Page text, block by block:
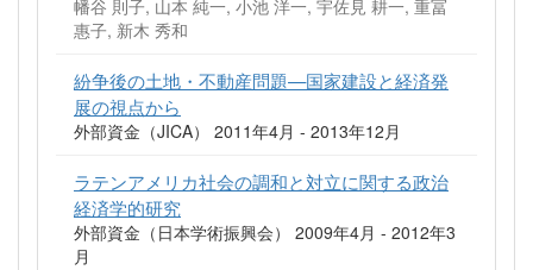
幡谷 則子, 山本 純一, 小池 洋一, 宇佐見 耕一, 重冨
惠子, 新木 秀和
紛争後の土地・不動産問題—国家建設と経済発
展の視点から
外部資金（JICA） 2011年4月 - 2013年12月
ラテンアメリカ社会の調和と対立に関する政治
経済学的研究
外部資金（日本学術振興会） 2009年4月 - 2012年3
月